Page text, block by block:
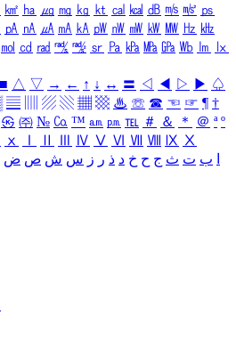
㎢ ㏊ ㎍ ㎎ ㎏ ㏏ ㎈ ㎉ ㏈ ㎧ ㎨ ㎰
㎀ ㎁ ㎂ ㎃ ㎄ ㎺ ㎻ ㎽ ㎾ ㎿ ㎐ ㎑
㏖ ㏅ ㎭ ㎮ ㎯ ㏛ ㎩ ㎪ ㎫ ㎬ ㏝ ㏐
㏓
■ △ ▽ → ← ↑ ↓ ↔ 〓 ◁ ◀ ▷ ▶ ♤
▤ ▨ ▧ ▦ ▩ ♨ ☏ ☎ ☜ ☞ ¶ †
㉿ ㈜ № ㏇ ™ ㏂ ㏘ ℡ ＃ ＆ ＊ ＠ ª º
ⅹ Ⅳ Ⅴ Ⅵ Ⅶ Ⅷ Ⅸ Ⅹ
ب ت ث ج ح خ د ذ ر ز س ش ص ض